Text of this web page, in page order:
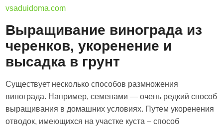
vsaduidoma.com
Выращивание винограда из
черенков, укоренение и
высадка в грунт
Существует несколько способов размножения
винограда. Например, семенами — очень редкий способ
выращивания в домашних условиях. Путем укоренения
отводок, имеющихся на участке куста – способ